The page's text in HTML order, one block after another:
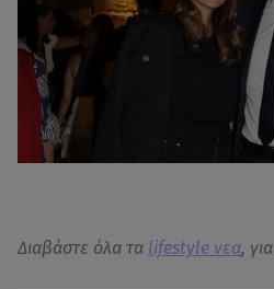
Διαβάστε όλα τα lifestyle νεα, για